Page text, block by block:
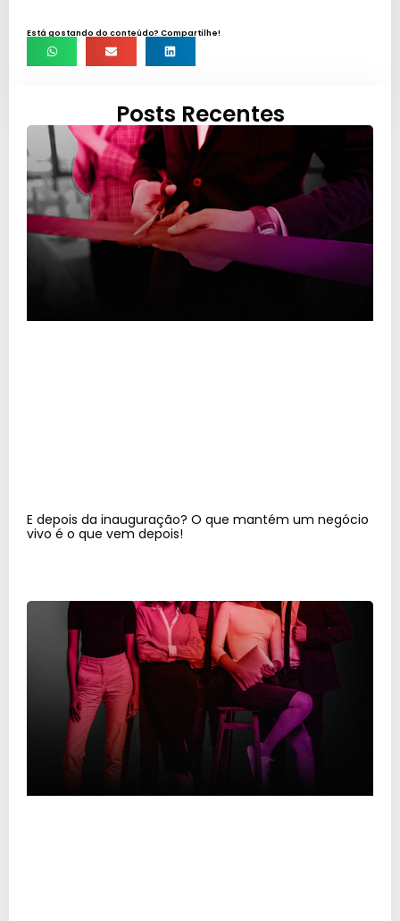
Está gostando do conteúdo? Compartilhe!
Posts Recentes
E depois da inauguração? O que mantém um negócio
vivo é o que vem depois!